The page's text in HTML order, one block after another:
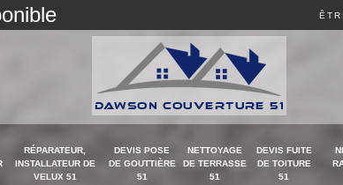
RÉPARATEUR,
INSTALLATEUR DE
VELUX 51
DEVIS POSE
DE GOUTTIÈRE
51
NETTOYAGE
DE TERRASSE
51
DEVIS FUITE
DE TOITURE
51